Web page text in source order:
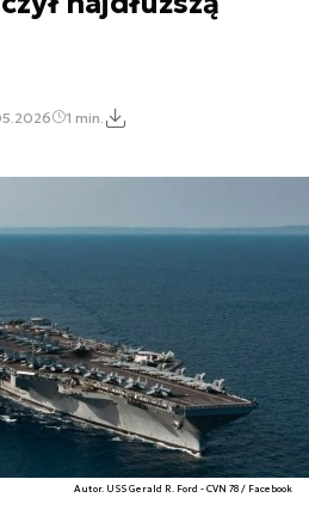
1 min.
Autor. USS Gerald R. Ford - CVN 78 / Facebook